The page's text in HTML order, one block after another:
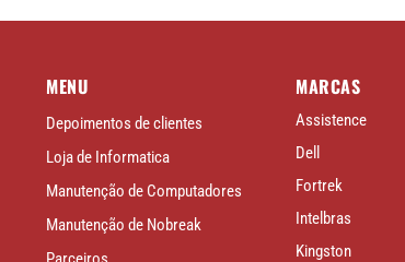
MENU
Depoimentos de clientes
Loja de Informatica
Manutenção de Computadores
Manutenção de Nobreak
MARCAS
Assistence
Dell
Fortrek
Intelbras
Kingston